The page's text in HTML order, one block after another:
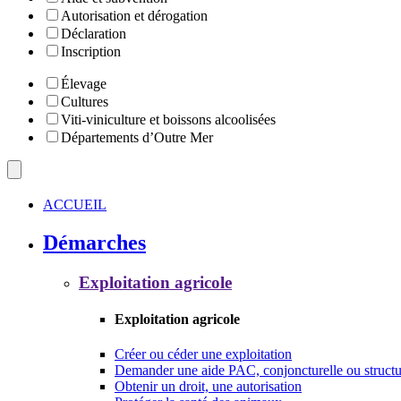
Autorisation et dérogation
Déclaration
Inscription
Élevage
Cultures
Viti-viniculture et boissons alcoolisées
Départements d’Outre Mer
ACCUEIL
Démarches
Exploitation agricole
Exploitation agricole
Créer ou céder une exploitation
Demander une aide PAC, conjoncturelle ou
Obtenir un droit, une autorisation